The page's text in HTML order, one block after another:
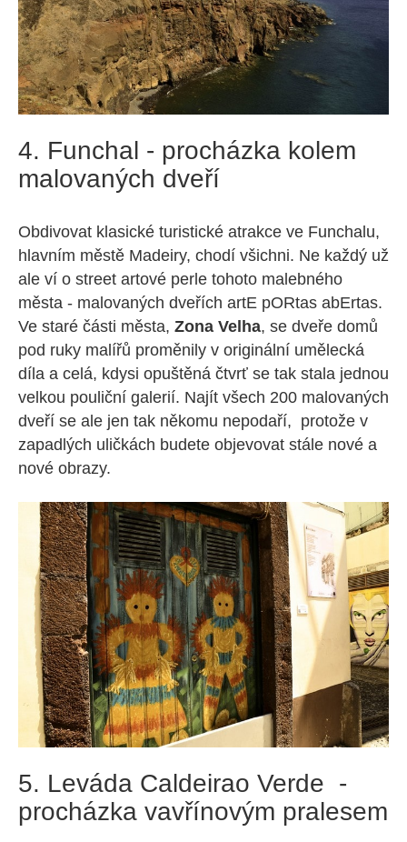
4. Funchal - procházka kolem
malovaných dveří
Obdivovat klasické turistické atrakce ve Funchalu,
hlavním městě Madeiry, chodí všichni. Ne každý už
ale ví o street artové perle tohoto malebného
města - malovaných dveřích artE pORtas abErtas.
Ve staré části města, Zona Velha, se dveře domů
pod ruky malířů proměnily v originální umělecká
díla a celá, kdysi opuštěná čtvrť se tak stala jednou
velkou pouliční galerií. Najít všech 200 malovaných
dveří se ale jen tak někomu nepodaří, protože v
zapadlých uličkách budete objevovat stále nové a
nové obrazy.
5. Leváda Caldeirao Verde -
procházka vavřínovým pralesem